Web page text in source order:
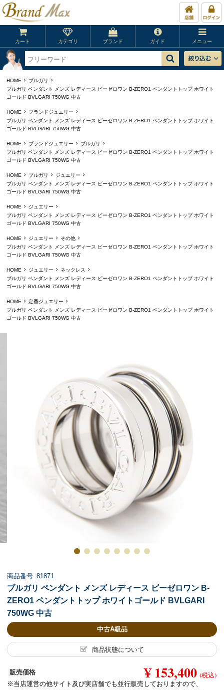
カート カテゴリ ブランド ガイド メニュー
HOME
ブルガリ
ブルガリ ペンダント メンズ レディース ビーゼロワン B-ZERO1 ペンダントトップ ホワイト
ゴールド BVLGARI 750WG 中古
HOME
ブランドジュエリー
ブルガリ ペンダント メンズ レディース ビーゼロワン B-ZERO1 ペンダントトップ ホワイト
ゴールド BVLGARI 750WG 中古
HOME ブランドジュエリー
ブルガリ
ブルガリ ペンダント メンズ レディース ビーゼロワン B-ZERO1 ペンダントトップ ホワイト
ゴールド BVLGARI 750WG 中古
HOME ブルガリ
ジュエリー
ブルガリ ペンダント メンズ レディース ビーゼロワン B-ZERO1 ペンダントトップ ホワイト
ゴールド BVLGARI 750WG 中古
HOME
ジュエリー
ブルガリ ペンダント メンズ レディース ビーゼロワン B-ZERO1 ペンダントトップ ホワイト
ゴールド BVLGARI 750WG 中古
HOME ジュエリー
その他
ブルガリ ペンダント メンズ レディース ビーゼロワン B-ZERO1 ペンダントトップ ホワイト
ゴールド BVLGARI 750WG 中古
HOME ジュエリー
ネックレス
ブルガリ ペンダント メンズ レディース ビーゼロワン B-ZERO1 ペンダントトップ ホワイト
ゴールド BVLGARI 750WG 中古
HOME
定番ジュエリー
ブルガリ ペンダント メンズ レディース ビーゼロワン B-ZERO1 ペンダントトップ ホワイト
ゴールド BVLGARI 750WG 中古
商品番号: 81871
ブルガリ ペンダント メンズ レディース ビーゼロワン B-
ZERO1 ペンダントトップ ホワイトゴールド BVLGARI
750WG 中古
中古A級品
商品状態について
販売価格 ¥ 153,400 (税込)
※当店運営の他サイト及び実店舗でも並行販売しておりますので、